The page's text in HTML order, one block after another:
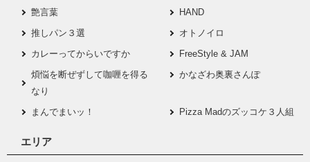
艶言葉
HAND
推しパン３選
オトノイロ
カレーってからいですか
FreeStyle & JAM
煩悩を断ぜずして咖喱を得る
なり
かなざわ奥裏さんぽ
まんでまいッ！ Pizza Madのズッコケ３人組
エリア